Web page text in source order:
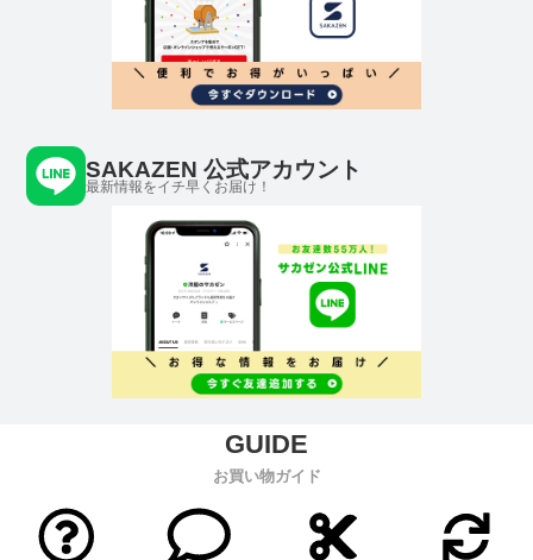
SAKAZEN 公式アカウント
最新情報をイチ早くお届け！
お買い物ガイド